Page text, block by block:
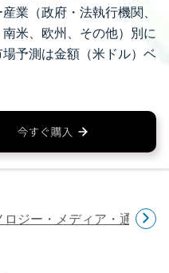
業（政府・法執行機関、
米、欧州、その他）別に
予測は金額（米ドル）ベ
ロジー・メディア・通信研